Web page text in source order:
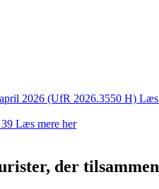
2026 (UfR 2026.3550 H) Læs
Læs mere her
der